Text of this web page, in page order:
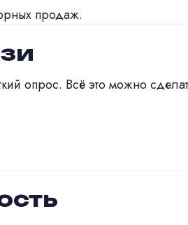
продаж.
опрос. Всё это можно